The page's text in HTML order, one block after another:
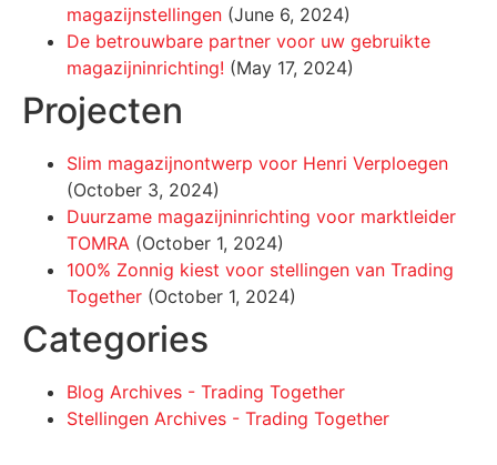
magazijnstellingen (June 6, 2024)
De betrouwbare partner voor uw gebruikte
magazijninrichting! (May 17, 2024)
Projecten
Slim magazijnontwerp voor Henri Verploegen
(October 3, 2024)
Duurzame magazijninrichting voor marktleider
TOMRA (October 1, 2024)
100% Zonnig kiest voor stellingen van Trading
Together (October 1, 2024)
Categories
Blog Archives - Trading Together
Stellingen Archives - Trading Together